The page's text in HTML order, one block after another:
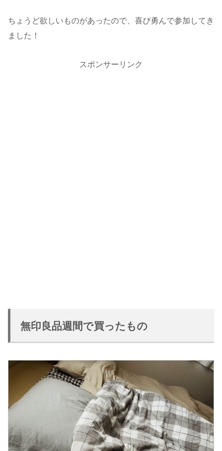
ちょうど欲しいものがあったので、喜び勇んで参加してき
ました！
スポンサーリンク
無印良品週間で買ったもの